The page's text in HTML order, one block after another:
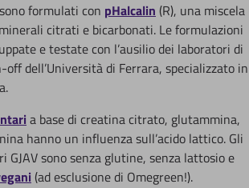
formulati con pHalcalin (R), una miscela
citrati e bicarbonati. Le formulazioni
e testate con l’ausilio dei laboratori di
off dell’Università di Ferrara, specializzato in
a base di creatina citrato, glutammina,
hanno un influenza sull’acido lattico. Gli
sono senza glutine, senza lattosio e
(ad esclusione di Omegreen!).